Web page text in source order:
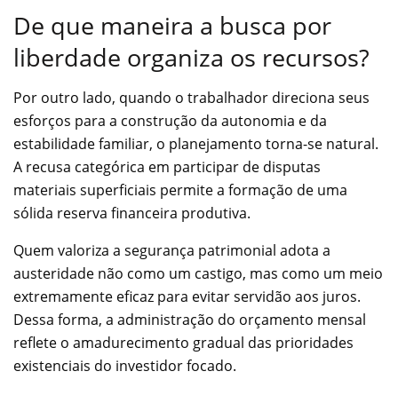
De que maneira a busca por
liberdade organiza os recursos?
Por outro lado, quando o trabalhador direciona seus
esforços para a construção da autonomia e da
estabilidade familiar, o planejamento torna-se natural.
A recusa categórica em participar de disputas
materiais superficiais permite a formação de uma
sólida reserva financeira produtiva.
Quem valoriza a segurança patrimonial adota a
austeridade não como um castigo, mas como um meio
extremamente eficaz para evitar servidão aos juros.
Dessa forma, a administração do orçamento mensal
reflete o amadurecimento gradual das prioridades
existenciais do investidor focado.